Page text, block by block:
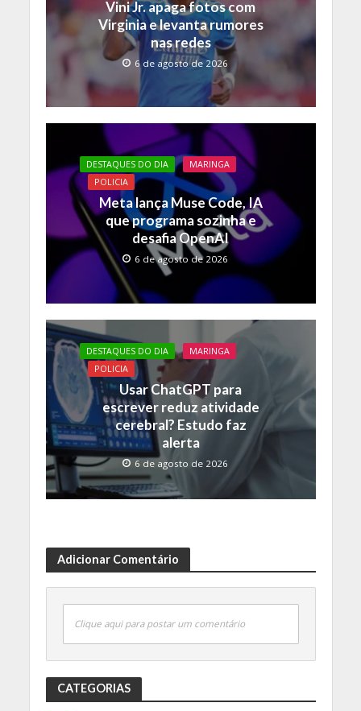
k p k
Vini Jr. apaga fotos com
Virginia e levanta rumores
nas redes
6 de agosto de 2026
DESTAQUES DO DIA
MARINGA
POLICIA
Meta lança Muse Code, IA
que programa sozinha e
desafia OpenAI
6 de agosto de 2026
DESTAQUES DO DIA
MARINGA
POLICIA
Usar ChatGPT para
escrever reduz atividade
cerebral? Estudo faz
alerta
6 de agosto de 2026
Adicionar Comentário
Clique aqui para postar um comentário
CATEGORIAS